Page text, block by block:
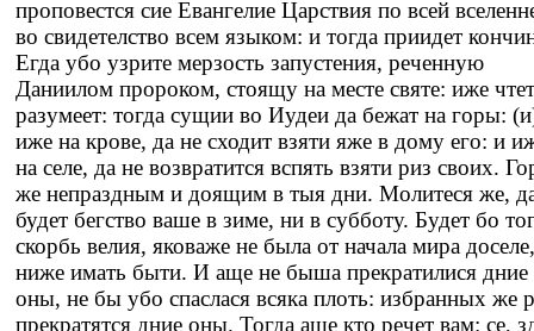
проповестся сие Евангелие Царствия по всей
во свидетелство всем языком: и тогда приидет
Егда убо узрите мерзость запустения, реченную
Даниилом пророком, стоящу на месте святе: иже
разумеет: тогда сущии во Иудеи да бежат на горы:
иже на крове, да не сходит взяти яже в дому его: и
на селе, да не возвратится вспять взяти риз своих.
же непраздным и доящим в тыя дни. Молитеся же,
будет бегство ваше в зиме, ни в субботу. Будет бо
скорбь велия, яковаже не была от начала мира доселе,
ниже имать быти. И аще не быша прекратилися дние
оны, не бы убо спаслася всяка плоть: избранных же
прекратятся дние оны. Тогда аще кто речет вам: се,